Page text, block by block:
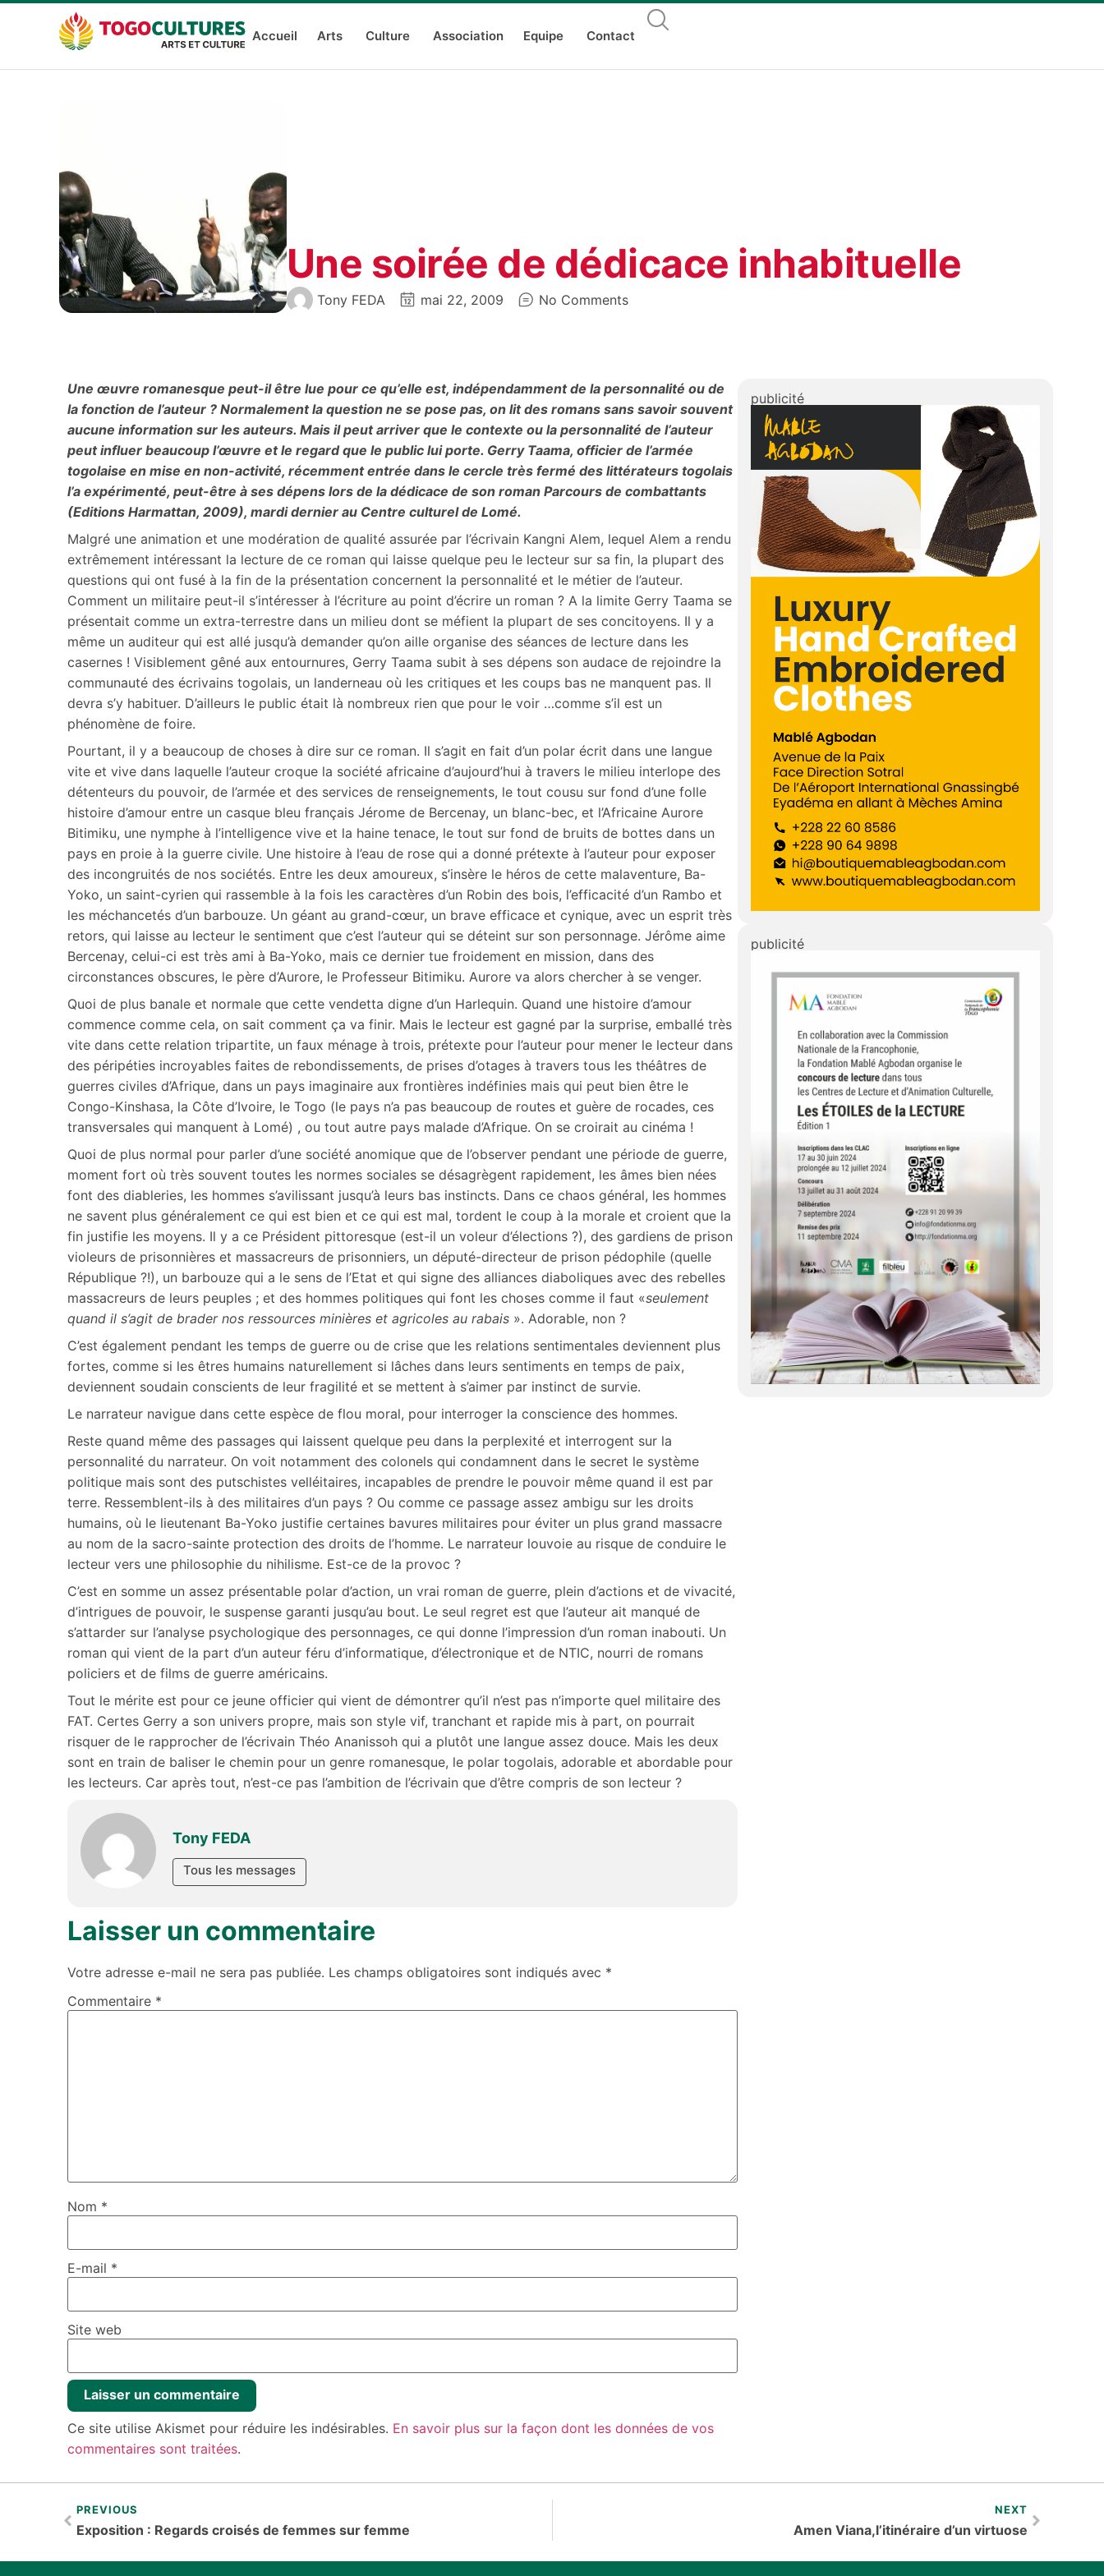
Accueil Arts Culture Association Equipe Contact
Une soirée de dédicace inhabituelle
Tony FEDA mai 22, 2009 No Comments
Une œuvre romanesque peut-il être lue pour ce qu’elle est, indépendamment de la personnalité ou de
la fonction de l’auteur ? Normalement la question ne se pose pas, on lit des romans sans savoir souvent
aucune information sur les auteurs. Mais il peut arriver que le contexte ou la personnalité de l’auteur
peut influer beaucoup l’œuvre et le regard que le public lui porte. Gerry Taama, officier de l’armée
togolaise en mise en non-activité, récemment entrée dans le cercle très fermé des littérateurs togolais
l’a expérimenté, peut-être à ses dépens lors de la dédicace de son roman Parcours de combattants
(Editions Harmattan, 2009), mardi dernier au Centre culturel de Lomé.
Malgré une animation et une modération de qualité assurée par l’écrivain Kangni Alem, lequel Alem a rendu
extrêmement intéressant la lecture de ce roman qui laisse quelque peu le lecteur sur sa fin, la plupart des
questions qui ont fusé à la fin de la présentation concernent la personnalité et le métier de l’auteur.
Comment un militaire peut-il s’intéresser à l’écriture au point d’écrire un roman ? A la limite Gerry Taama se
présentait comme un extra-terrestre dans un milieu dont se méfient la plupart de ses concitoyens. Il y a
même un auditeur qui est allé jusqu’à demander qu’on aille organise des séances de lecture dans les
casernes ! Visiblement gêné aux entournures, Gerry Taama subit à ses dépens son audace de rejoindre la
communauté des écrivains togolais, un landerneau où les critiques et les coups bas ne manquent pas. Il
devra s’y habituer. D’ailleurs le public était là nombreux rien que pour le voir …comme s’il est un
phénomène de foire.
Pourtant, il y a beaucoup de choses à dire sur ce roman. Il s’agit en fait d’un polar écrit dans une langue
vite et vive dans laquelle l’auteur croque la société africaine d’aujourd’hui à travers le milieu interlope des
détenteurs du pouvoir, de l’armée et des services de renseignements, le tout cousu sur fond d’une folle
histoire d’amour entre un casque bleu français Jérome de Bercenay, un blanc-bec, et l’Africaine Aurore
Bitimiku, une nymphe à l’intelligence vive et la haine tenace, le tout sur fond de bruits de bottes dans un
pays en proie à la guerre civile. Une histoire à l’eau de rose qui a donné prétexte à l’auteur pour exposer
des incongruités de nos sociétés. Entre les deux amoureux, s’insère le héros de cette malaventure, Ba-
Yoko, un saint-cyrien qui rassemble à la fois les caractères d’un Robin des bois, l’efficacité d’un Rambo et
les méchancetés d’un barbouze. Un géant au grand-cœur, un brave efficace et cynique, avec un esprit très
retors, qui laisse au lecteur le sentiment que c’est l’auteur qui se déteint sur son personnage. Jérôme aime
Bercenay, celui-ci est très ami à Ba-Yoko, mais ce dernier tue froidement en mission, dans des
circonstances obscures, le père d’Aurore, le Professeur Bitimiku. Aurore va alors chercher à se venger.
Quoi de plus banale et normale que cette vendetta digne d’un Harlequin. Quand une histoire d’amour
commence comme cela, on sait comment ça va finir. Mais le lecteur est gagné par la surprise, emballé très
vite dans cette relation tripartite, un faux ménage à trois, prétexte pour l’auteur pour mener le lecteur dans
des péripéties incroyables faites de rebondissements, de prises d’otages à travers tous les théâtres de
guerres civiles d’Afrique, dans un pays imaginaire aux frontières indéfinies mais qui peut bien être le
Congo-Kinshasa, la Côte d’Ivoire, le Togo (le pays n’a pas beaucoup de routes et guère de rocades, ces
transversales qui manquent à Lomé) , ou tout autre pays malade d’Afrique. On se croirait au cinéma !
Quoi de plus normal pour parler d’une société anomique que de l’observer pendant une période de guerre,
moment fort où très souvent toutes les normes sociales se désagrègent rapidement, les âmes bien nées
font des diableries, les hommes s’avilissant jusqu’à leurs bas instincts. Dans ce chaos général, les hommes
ne savent plus généralement ce qui est bien et ce qui est mal, tordent le coup à la morale et croient que la
fin justifie les moyens. Il y a ce Président pittoresque (est-il un voleur d’élections ?), des gardiens de prison
violeurs de prisonnières et massacreurs de prisonniers, un député-directeur de prison pédophile (quelle
République ?!), un barbouze qui a le sens de l’Etat et qui signe des alliances diaboliques avec des rebelles
massacreurs de leurs peuples ; et des hommes politiques qui font les choses comme il faut «seulement
quand il s’agit de brader nos ressources minières et agricoles au rabais ». Adorable, non ?
C’est également pendant les temps de guerre ou de crise que les relations sentimentales deviennent plus
fortes, comme si les êtres humains naturellement si lâches dans leurs sentiments en temps de paix,
deviennent soudain conscients de leur fragilité et se mettent à s’aimer par instinct de survie.
Le narrateur navigue dans cette espèce de flou moral, pour interroger la conscience des hommes.
Reste quand même des passages qui laissent quelque peu dans la perplexité et interrogent sur la
personnalité du narrateur. On voit notamment des colonels qui condamnent dans le secret le système
politique mais sont des putschistes velléitaires, incapables de prendre le pouvoir même quand il est par
terre. Ressemblent-ils à des militaires d’un pays ? Ou comme ce passage assez ambigu sur les droits
humains, où le lieutenant Ba-Yoko justifie certaines bavures militaires pour éviter un plus grand massacre
au nom de la sacro-sainte protection des droits de l’homme. Le narrateur louvoie au risque de conduire le
lecteur vers une philosophie du nihilisme. Est-ce de la provoc ?
C’est en somme un assez présentable polar d’action, un vrai roman de guerre, plein d’actions et de vivacité,
d’intrigues de pouvoir, le suspense garanti jusqu’au bout. Le seul regret est que l’auteur ait manqué de
s’attarder sur l’analyse psychologique des personnages, ce qui donne l’impression d’un roman inabouti. Un
roman qui vient de la part d’un auteur féru d’informatique, d’électronique et de NTIC, nourri de romans
policiers et de films de guerre américains.
Tout le mérite est pour ce jeune officier qui vient de démontrer qu’il n’est pas n’importe quel militaire des
FAT. Certes Gerry a son univers propre, mais son style vif, tranchant et rapide mis à part, on pourrait
risquer de le rapprocher de l’écrivain Théo Ananissoh qui a plutôt une langue assez douce. Mais les deux
sont en train de baliser le chemin pour un genre romanesque, le polar togolais, adorable et abordable pour
les lecteurs. Car après tout, n’est-ce pas l’ambition de l’écrivain que d’être compris de son lecteur ?
Tony FEDA
Tous les messages
Laisser un commentaire
Votre adresse e-mail ne sera pas publiée. Les champs obligatoires sont indiqués avec *
Commentaire *
Nom *
E-mail *
Site web
Ce site utilise Akismet pour réduire les indésirables. En savoir plus sur la façon dont les données de vos
commentaires sont traitées.
publicité
publicité
PREVIOUS
Exposition : Regards croisés de femmes sur femme
NEXT
Amen Viana,l’itinéraire d’un virtuose